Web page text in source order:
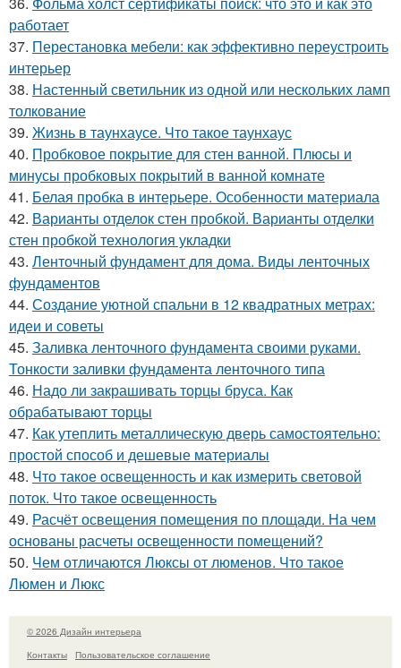
работает
37. Перестановка мебели: как эффективно переустроить
интерьер
38. Настенный светильник из одной или нескольких ламп
толкование
39. Жизнь в таунхаусе. Что такое таунхаус
40. Пробковое покрытие для стен ванной. Плюсы и
минусы пробковых покрытий в ванной комнате
41. Белая пробка в интерьере. Особенности материала
42. Варианты отделок стен пробкой. Варианты отделки
стен пробкой технология укладки
43. Ленточный фундамент для дома. Виды ленточных
фундаментов
44. Создание уютной спальни в 12 квадратных метрах:
идеи и советы
45. Заливка ленточного фундамента своими руками.
Тонкости заливки фундамента ленточного типа
46. Надо ли закрашивать торцы бруса. Как
обрабатывают торцы
47. Как утеплить металлическую дверь самостоятельно:
простой способ и дешевые материалы
48. Что такое освещенность и как измерить световой
поток. Что такое освещенность
49. Расчёт освещения помещения по площади. На чем
основаны расчеты освещенности помещений?
50. Чем отличаются Люксы от люменов. Что такое
Люмен и Люкс
© 2026 Дизайн интерьера
Контакты
Пользовательское соглашение